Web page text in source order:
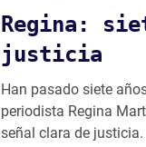
Regina:
justicia
Han pasado siete
periodista Regina
señal clara de justicia.